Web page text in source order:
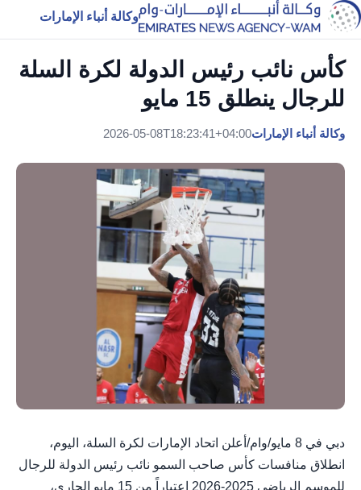
وكالة أنباء الإمارات
كأس نائب رئيس الدولة لكرة السلة
للرجال ينطلق 15 مايو
وكالة أنباء الإمارات2026-05-08T18:23:41+04:00
دبي في 8 مايو/وام/أعلن اتحاد الإمارات لكرة السلة، اليوم،
انطلاق منافسات كأس صاحب السمو نائب رئيس الدولة للرجال
للموسم الرياضي 2025-2026 اعتباراً من 15 مايو الجاري،